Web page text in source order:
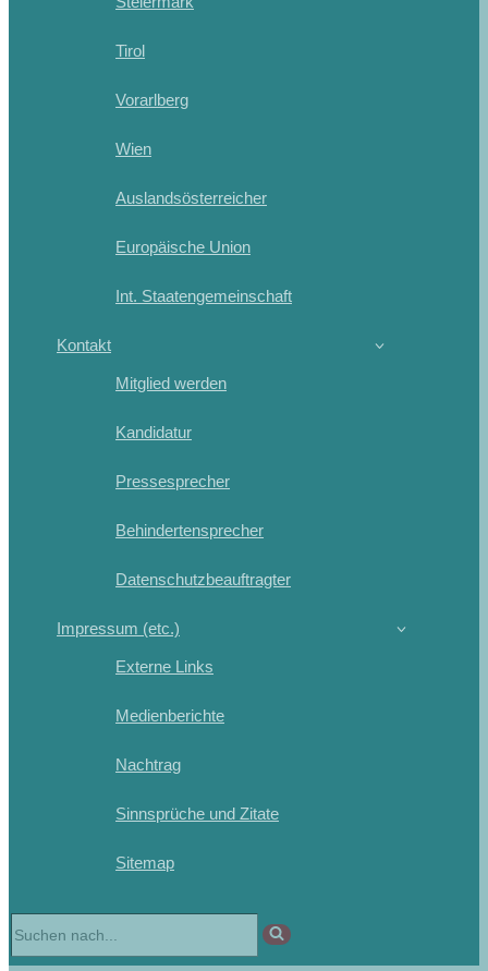
Tirol
Vorarlberg
Wien
Auslandsösterreicher
Europäische Union
Int. Staatengemeinschaft
Kontakt
Mitglied werden
Kandidatur
Pressesprecher
Behindertensprecher
Datenschutzbeauftragter
Impressum (etc.)
Externe Links
Medienberichte
Nachtrag
Sinnsprüche und Zitate
Sitemap